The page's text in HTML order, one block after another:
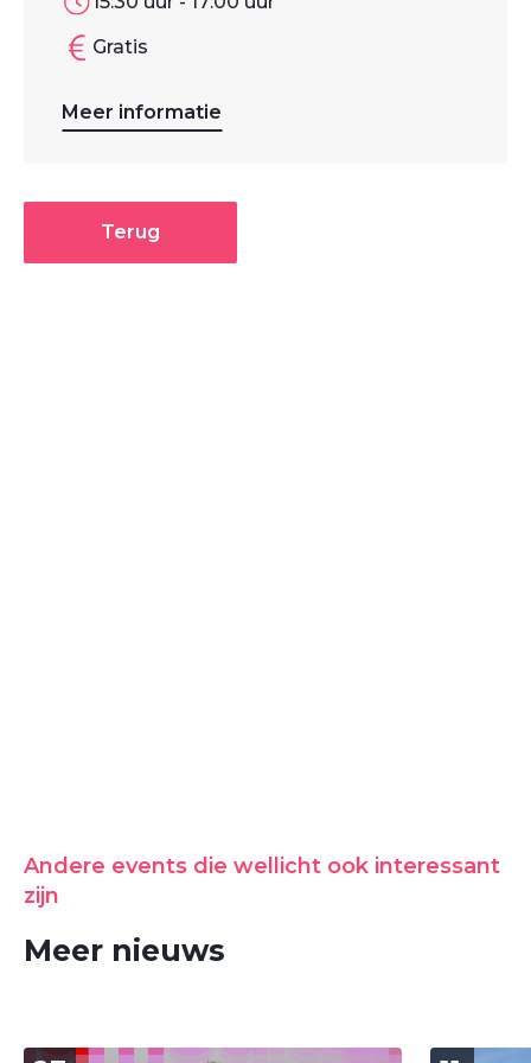
Gratis
Meer informatie
Terug
Andere events die wellicht ook interessant
zijn
Meer nieuws